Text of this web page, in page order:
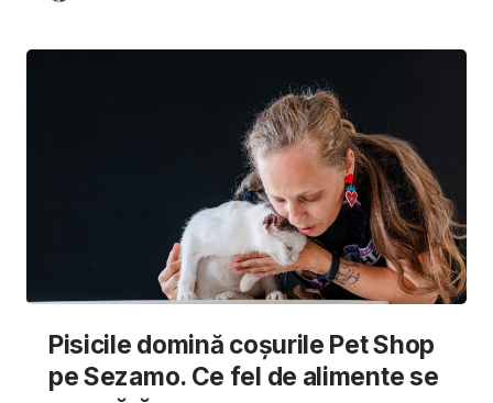
Pisicile domină coșurile Pet Shop
pe Sezamo. Ce fel de alimente se